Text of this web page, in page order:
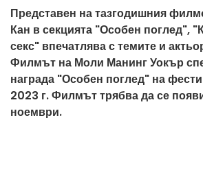
Представен на тазгодишния
Кан в секцията "Особен поглед",
секс" впечатлява с темите и
Филмът на Моли Манинг Уокър
награда "Особен поглед" на
2023 г. Филмът трябва да се
ноември.